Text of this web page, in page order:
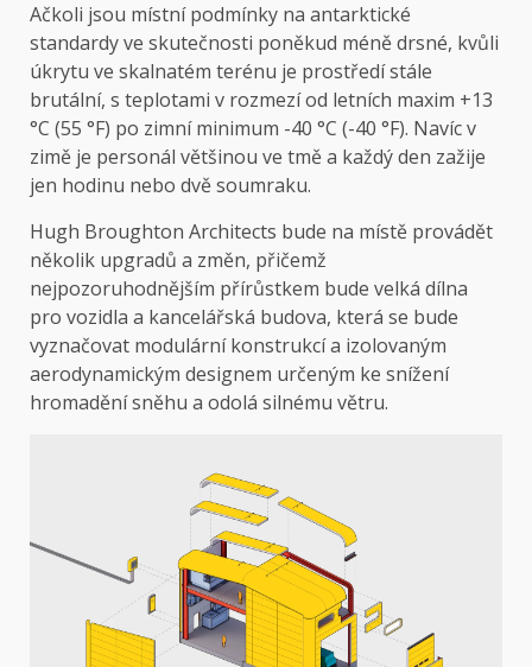
Ačkoli jsou místní podmínky na antarktické
standardy ve skutečnosti poněkud méně drsné, kvůli
úkrytu ve skalnatém terénu je prostředí stále
brutální, s teplotami v rozmezí od letních maxim +13
°C (55 °F) po zimní minimum -40 °C (-40 °F). Navíc v
zimě je personál většinou ve tmě a každý den zažije
jen hodinu nebo dvě soumraku.
Hugh Broughton Architects bude na místě provádět
několik upgradů a změn, přičemž
nejpozoruhodnějším přírůstkem bude velká dílna
pro vozidla a kancelářská budova, která se bude
vyznačovat modulární konstrukcí a izolovaným
aerodynamickým designem určeným ke snížení
hromadění sněhu a odolá silnému větru.